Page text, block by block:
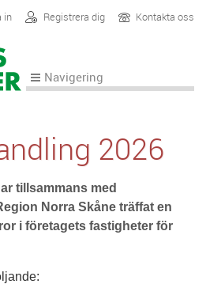
in Registrera dig Kontakta oss
Navigering
2026
tillsammans med
Norra Skåne träffat en
i företagets fastigheter för